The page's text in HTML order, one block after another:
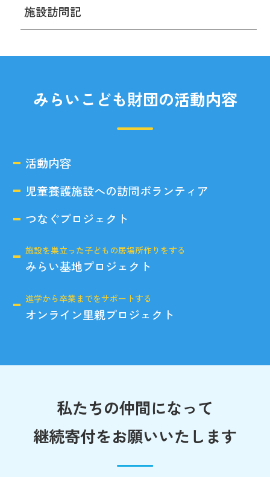
施設訪問記
みらいこども財団の活動内容
活動内容
児童養護施設への訪問ボランティア
つなぐプロジェクト
施設を巣立った子どもの居場所作りをする
みらい基地プロジェクト
進学から卒業までをサポートする
オンライン里親プロジェクト
私たちの仲間になって
継続寄付をお願いいたします